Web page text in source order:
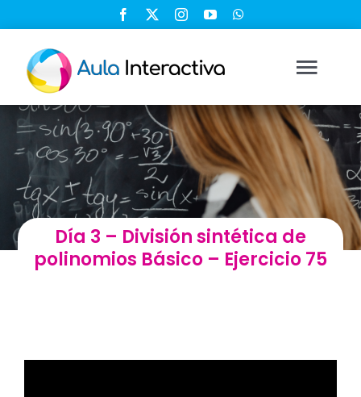
contenido
Ingresar
Registrarse
Nosotros
Día 3 – División sintética de
polinomios Básico – Ejercicio 75